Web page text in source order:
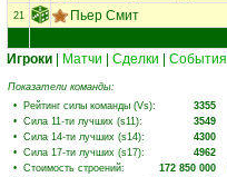
21 Пьер Смит
Игроки Матчи Сделки События
Показатели команды:
• Рейтинг силы команды (Vs): 3355
• Сила 11-ти лучших (s11): 3549
• Сила 14-ти лучших (s14): 4300
• Сила 17-ти лучших (s17): 4962
• Стоимость строений: 172 850 000